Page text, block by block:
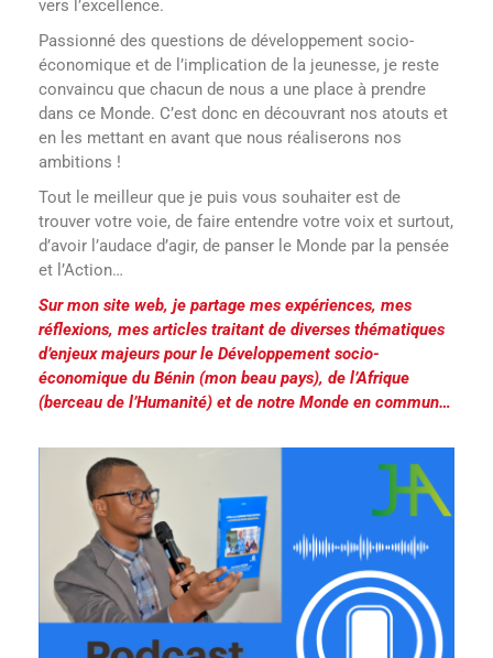
vers l’excellence.
Passionné des questions de développement socio-
économique et de l’implication de la jeunesse, je reste
convaincu que chacun de nous a une place à prendre
dans ce Monde. C’est donc en découvrant nos atouts et
en les mettant en avant que nous réaliserons nos
ambitions !
Tout le meilleur que je puis vous souhaiter est de
trouver votre voie, de faire entendre votre voix et surtout,
d’avoir l’audace d’agir, de panser le Monde par la pensée
et l’Action…
Sur mon site web, je partage mes expériences, mes
réflexions, mes articles traitant de diverses thématiques
d’enjeux majeurs pour le Développement socio-
économique du Bénin (mon beau pays), de l’Afrique
(berceau de l’Humanité) et de notre Monde en commun…